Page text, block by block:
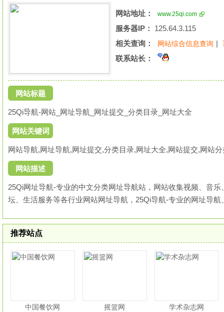
网站地址： www.25qi.com
服务器IP：
125.64.3.115
相关查询：
网站综合信息查询 |
联系站长：
网站标题
25Qi导航-网站_网址导航_网址提交_分类目录_网址大全
网站关键词
网站导航,网址导航,网址提交,分类目录,网址大全,网站提交,网站
网站描述
25Qi网址导航-专业的中文分类网址导航站，网站收集视频、音
坛、生活服务等各行业网站网址导航，25Qi导航-专业的网址导航
推荐站点
中国餐饮网 摇篮网 学术杂志网